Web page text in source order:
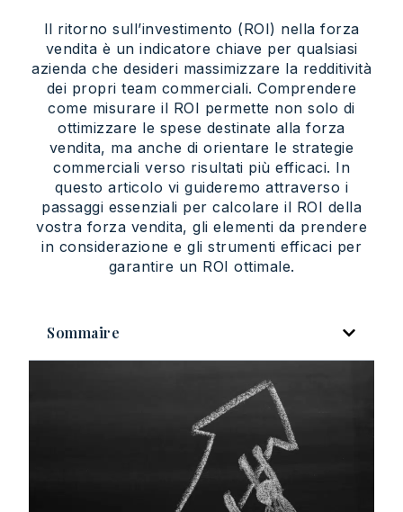
Il ritorno sull’investimento (ROI) nella forza
vendita è un indicatore chiave per qualsiasi
azienda che desideri massimizzare la redditività
dei propri team commerciali. Comprendere
come misurare il ROI permette non solo di
ottimizzare le spese destinate alla forza
vendita, ma anche di orientare le strategie
commerciali verso risultati più efficaci. In
questo articolo vi guideremo attraverso i
passaggi essenziali per calcolare il ROI della
vostra forza vendita, gli elementi da prendere
in considerazione e gli strumenti efficaci per
garantire un ROI ottimale.
Sommaire